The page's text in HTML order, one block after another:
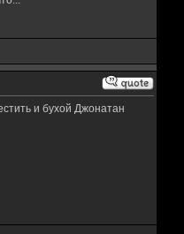
и бухой Джонатан